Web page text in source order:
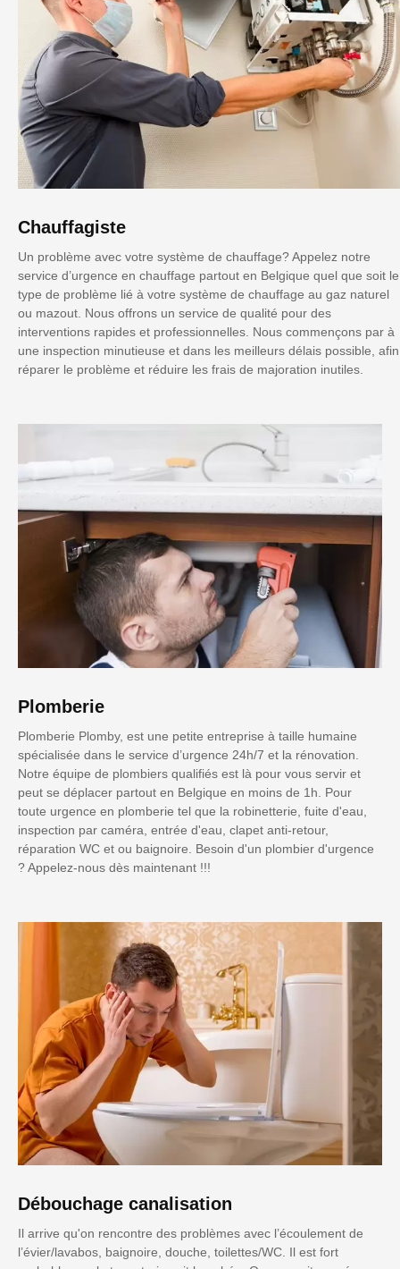
Chauffagiste
Un problème avec votre système de chauffage? Appelez notre
service d’urgence en chauffage partout en Belgique quel que soit le
type de problème lié à votre système de chauffage au gaz naturel
ou mazout. Nous offrons un service de qualité pour des
interventions rapides et professionnelles. Nous commençons par à
une inspection minutieuse et dans les meilleurs délais possible, afin
réparer le problème et réduire les frais de majoration inutiles.
Plomberie
Plomberie Plomby, est une petite entreprise à taille humaine
spécialisée dans le service d’urgence 24h/7 et la rénovation.
Notre équipe de plombiers qualifiés est là pour vous servir et
peut se déplacer partout en Belgique en moins de 1h. Pour
toute urgence en plomberie tel que la robinetterie, fuite d'eau,
inspection par caméra, entrée d'eau, clapet anti-retour,
réparation WC et ou baignoire. Besoin d'un plombier d'urgence
? Appelez-nous dès maintenant !!!
Débouchage canalisation
Il arrive qu'on rencontre des problèmes avec l’écoulement de
l’évier/lavabos, baignoire, douche, toilettes/WC. Il est fort